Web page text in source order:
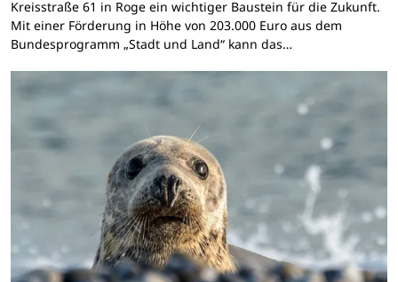
Kreisstraße 61 in Roge ein wichtiger Baustein für die Zukunft.
Mit einer Förderung in Höhe von 203.000 Euro aus dem
Bundesprogramm „Stadt und Land“ kann das…